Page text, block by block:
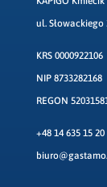
ul. Słowackiego
KRS 0000922106
NIP 8733282168
REGON
+48 14 635 15 20